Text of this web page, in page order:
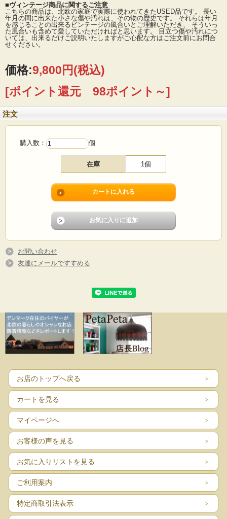
フィンランド、ARABIAの鉢カバーです。こちらは受け皿も付いたセットになって
に生産数も少なく、また現地でも人気のアイテムでなかなか見つかりません。ス
タイリッシュなデザインがお部屋のアクセントになります。お気に入りの観葉植
物を飾ってお楽しみ下さい。お探しの方はお見逃しなく！
■メーカー：ARABIA（アラビア）
■デザイン：Richard Lindh
としては使用感少なく、よいヴィンテージコンディションです。
■ヴィンテージ商品に関するご注意
こちらの商品は、北欧の家庭で実際に使われてきたUSED品です。 長い
年月の間に出来た小さな傷や汚れは、その物の歴史です。 それらは年月
を感じることの出来るビンテージの風合いとご理解いただき、 そういっ
た風合いも含めて愛していただければと思います。 目立つ傷や汚れにつ
いては、出来るだけご説明いたしますがご心配な方はご注文前にお問合
せください。
価格:9,800円(税込)
[ポイント還元 98ポイント～]
注文
購入数： 個
在庫 1個
お問い合わせ
友達にメールですすめる
お店のトップへ戻る
カートを見る
マイページへ
お客様の声を見る
お気に入りリストを見る
ご利用案内
特定商取引法表示